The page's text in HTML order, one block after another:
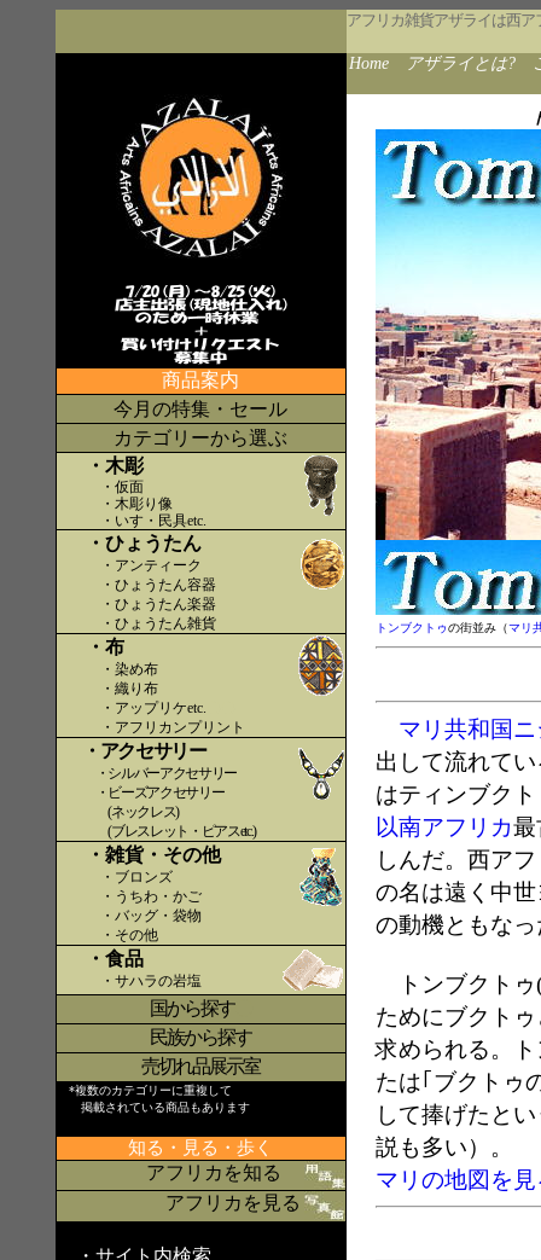
アフリカ雑貨アザライは西
Home アザライとは?
商品案内
今月の特集・セール
カテゴリーから選ぶ
・木彫
・仮面
・木彫り像
・いす・民具etc.
・ひょうたん
・アンティーク
・ひょうたん容器
・ひょうたん楽器
・ひょうたん雑貨
・布
・染め布
・織り布
・アップリケetc.
・アフリカンプリント
・アクセサリー
・シルバーアクセサリー
・ビーズアクセサリー
(ネックレス)
(ブレスレット・ピアスetc.)
・雑貨・その他
・ブロンズ
・うちわ・かご
・バッグ・袋物
・その他
・食品
・サハラの岩塩
国から探す〇
民族から探す
売切れ品展示室
*複数のカテゴリーに重複して
掲載されている商品もあります
知る・見る・歩く
アフリカを知る
アフリカを見る
・サイト内検索
トンブクトゥの街並み（マリ
マリ共和国
出して流れて
はティンブク
以南アフリカ最
しんだ。西ア
の名は遠く中
の動機ともなっ
トンブクトゥ
ためにブクト
求められる。
たは｢ブクトゥ
して捧げたと
説も多い）。
マリの地図を見